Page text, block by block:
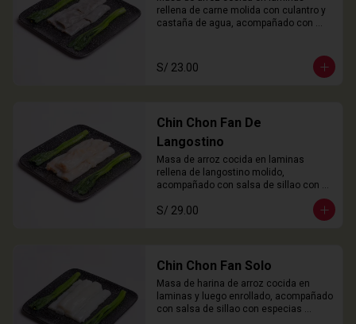
rellena de carne molida con culantro y
castaña de agua, acompañado con
3 Unidades
S/ 23.00
Chin Chon Fan De
Langostino
Masa de arroz cocida en laminas
rellena de langostino molido,
acompañado con salsa de sillao con
3 Unidades
S/ 29.00
Chin Chon Fan Solo
Masa de harina de arroz cocida en
laminas y luego enrollado, acompañado
con salsa de sillao con especias